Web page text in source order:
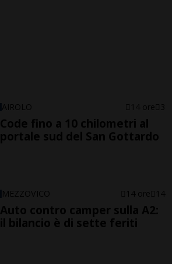
AIROLO 14 ore 3
Code fino a 10 chilometri al
portale sud del San Gottardo
MEZZOVICO 14 ore 14
Auto contro camper sulla A2:
il bilancio è di sette feriti